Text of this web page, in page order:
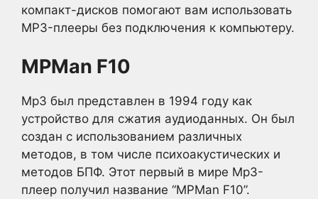
компакт-дисков помогают вам использовать
MP3-плееры без подключения к компьютеру.
MPMan F10
Mp3 был представлен в 1994 году как
устройство для сжатия аудиоданных. Он был
создан с использованием различных
методов, в том числе психоакустических и
методов БПФ. Этот первый в мире Mp3-
плеер получил название “MPMan F10”.